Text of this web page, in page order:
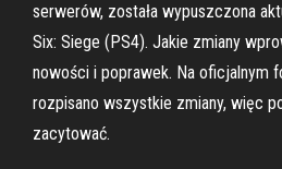
serwerów, została wypuszczona
Six: Siege (PS4). Jakie zmiany
nowości i poprawek. Na oficjalnym
rozpisano wszystkie zmiany, więc
zacytować.